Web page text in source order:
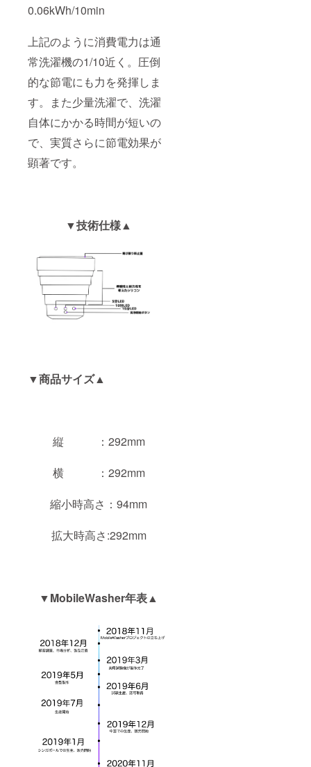
0.06kWh/10min
上記のように消費電力は通
常洗濯機の1/10近く。圧倒
的な節電にも力を発揮しま
す。また少量洗濯で、洗濯
自体にかかる時間が短いの
で、実質さらに節電効果が
顕著です。
▼技術仕様▲
▼商品サイズ▲
縦 ：292mm
横 ：292mm
縮小時高さ：94mm
拡大時高さ:292mm
▼MobileWasher年表▲